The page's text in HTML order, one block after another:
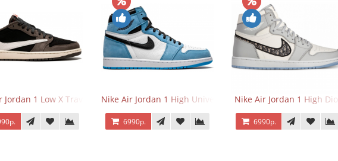
Jordan 1 Low X Travis ScottNike Air Jordan 1 High University Blue
6990р.
Nike Air Jordan 1 High Dior
6990р.